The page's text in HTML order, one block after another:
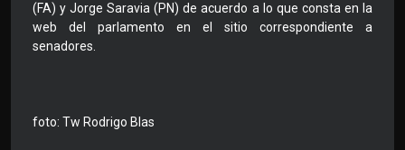
(FA) y Jorge Saravia (PN) de acuerdo a lo que consta en la
web del parlamento en el sitio correspondiente a
senadores.
foto: Tw Rodrigo Blas